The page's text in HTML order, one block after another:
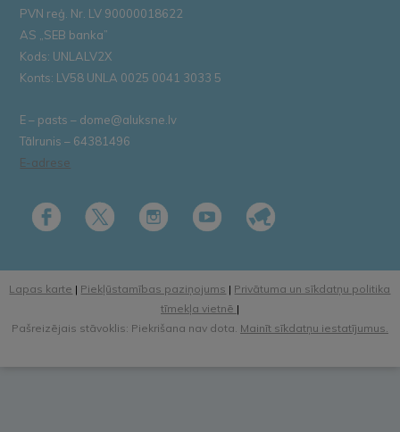
PVN reģ. Nr. LV 90000018622
AS „SEB banka”
Kods: UNLALV2X
Konts: LV58 UNLA 0025 0041 3033 5
E – pasts – dome@aluksne.lv
Tālrunis – 64381496
E-adrese
Lapas karte | Piekļūstamības paziņojums | Privātuma un sīkdatņu politika
tīmekļa vietnē |
Pašreizējais stāvoklis: Piekrišana nav dota. Mainīt sīkdatņu iestatījumus.